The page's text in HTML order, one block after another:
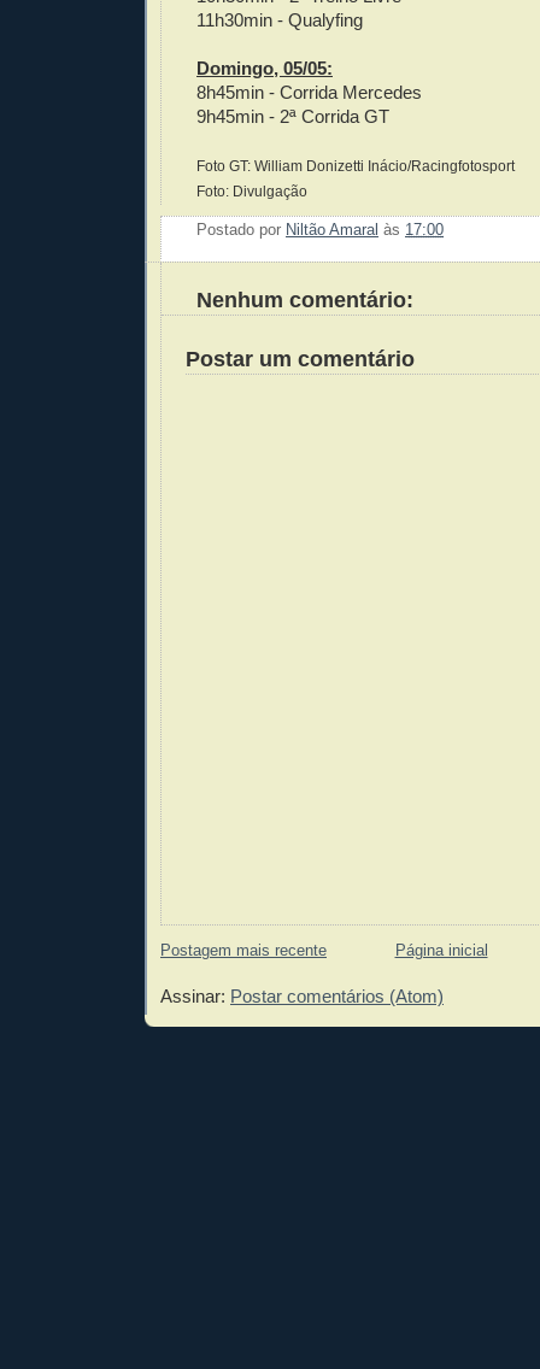
11h30min - Qualyfing
Domingo, 05/05:
8h45min - Corrida Mercedes
9h45min - 2ª Corrida GT
Foto GT: William Donizetti Inácio/Racingfotosport
Foto: Divulgação
Postado por Niltão Amaral às 17:00
Nenhum comentário:
Postar um comentário
Postagem mais recente Página inicial
Assinar: Postar comentários (Atom)